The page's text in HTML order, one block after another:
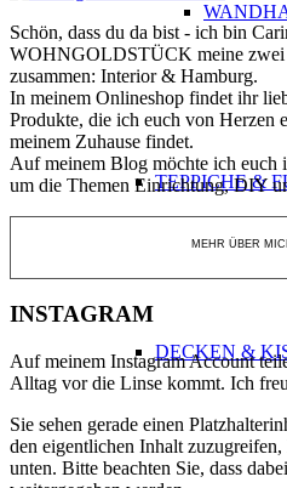
TEPPICHE &
DECKEN &
Schön, dass du da bist - ich bin
WOHNGOLDSTÜCK meine zwei
zusammen: Interior & Hamburg.
In meinem Onlineshop findet ihr
Produkte, die ich euch von Herzen
meinem Zuhause findet.
Auf meinem Blog möchte ich euch
um die Themen Einrichtung, DIY
MEHR ÜBER
INSTAGRAM
Auf meinem Instagram Account
Alltag vor die Linse kommt. Ich
Sie sehen gerade einen
den eigentlichen Inhalt
unten. Bitte beachten Sie, dass